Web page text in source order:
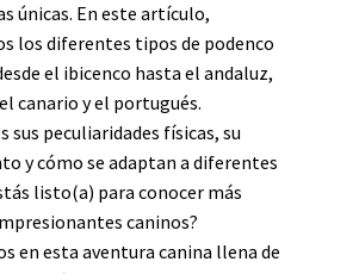
únicas. En este artículo,
los diferentes tipos de podenco
el ibicenco hasta el andaluz,
canario y el portugués.
sus peculiaridades físicas, su
y cómo se adaptan a diferentes
listo(a) para conocer más
caninos?
en esta aventura canina llena de